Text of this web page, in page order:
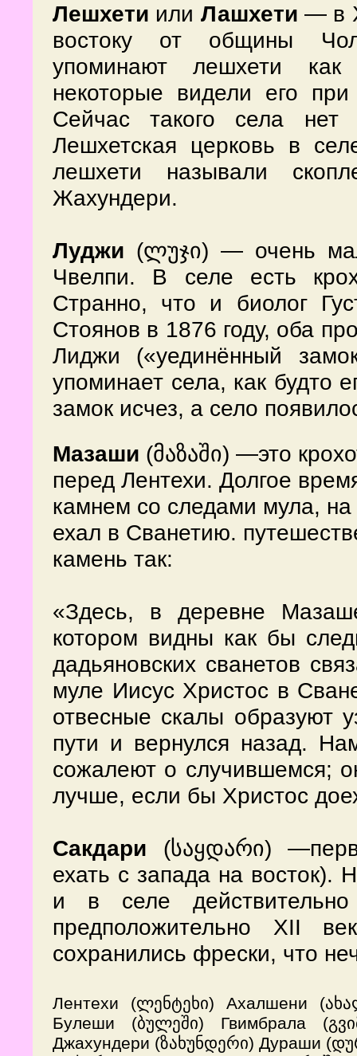
Лешхети или Лашхети — в
востоку от общины
упоминают лешхети как
некоторые видели его
Сейчас такого села
Лешхетская церковь в
лешхети называли
Жахундери.
Луджи (ლუჯი) — очень
Чвелпи. В селе есть
Странно, что и биолог
Стоянов в 1876 году, оба
Лиджи («уединённый
упоминает села, как будто
замок исчез, а село
Мазаши (მაზაში) —это
перед Лентехи. Долгое
камнем со следами мула,
ехал в Сванетию.
камень так:
«Здесь, в деревне
котором видны как бы
дадьяновских сванетов
муле Иисус Христос в
отвесные скалы образуют
пути и вернулся назад.
сожалеют о случившемся;
лучше, если бы Христос
Сакдари (საყდარი)
ехать с запада на восток).
и в селе
предположительно XII
сохранились фрески, что
Лентехи (ლენტეხი) Ахалшени
Булеши (ბულეში) Гвимбрала
Джахундери (ზახუნდერი) Дураши